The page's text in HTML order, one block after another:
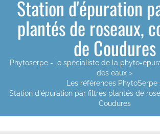
Station d'épuration
plantés de roseaux,
de Coudures
Phytoserpe - le spécialiste de la phyto-
des eaux >
Les références PhytoSerpe
Station d'épuration par filtres plantés de
Coudures